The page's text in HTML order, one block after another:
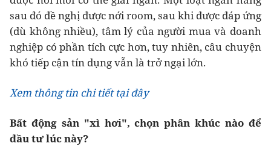
sau đó đề nghị được nới room, sau khi được đáp ứng
(dù không nhiều), tâm lý của người mua và doanh
nghiệp có phần tích cực hơn, tuy nhiên, câu chuyện
khó tiếp cận tín dụng vẫn là trở ngại lớn.
Xem thông tin chi tiết tại đây
Bất động sản "xì hơi", chọn phân khúc nào để
đầu tư lúc này?